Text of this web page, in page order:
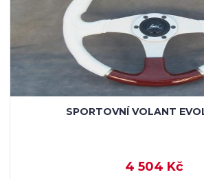
SPORTOVNÍ VOLANT
4 504 Kč